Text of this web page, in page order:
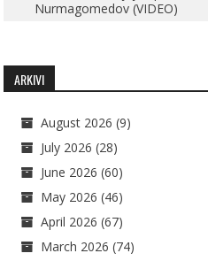
Nurmagomedov (VIDEO)
ARKIVI
August 2026 (9)
July 2026 (28)
June 2026 (60)
May 2026 (46)
April 2026 (67)
March 2026 (74)